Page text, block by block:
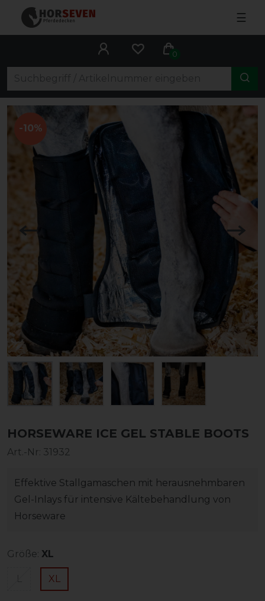
☰
0
-10%
HORSEWARE ICE GEL STABLE BOOTS
Art.-Nr: 31932
Effektive Stallgamaschen mit herausnehmbaren
Gel-Inlays für intensive Kältebehandlung von
Horseware
Größe: XL
XL